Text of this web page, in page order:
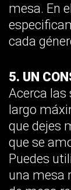
mesa. En
cada
5. UN
Acerca las
largo
que dejes
que se
Puedes
una mesa